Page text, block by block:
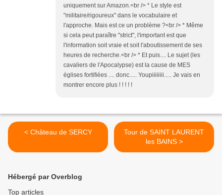
uniquement sur Amazon.<br /> * Le style est
"militaire/rigoureux" dans le vocabulaire et
l'approche. Mais est ce un problème ?<br /> * Même
si cela peut paraître "strict", l'important est que
l'information soit vraie et soit l'aboutissement de ses
heures de recherche.<br /> * Et puis.... Le sujet (les
cavaliers de l'Apocalypse) est la cause de MES
églises fortifiées .... donc..... Youpiiiiiiii..... Je vais en
montrer encore plus ! ! ! ! !
< Château de SERCY
Tour de SAINT LAURENT
les BAINS >
Hébergé par Overblog
Top articles